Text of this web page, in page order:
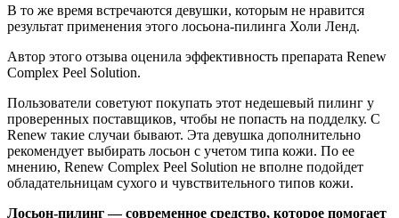
В то же время встречаются девушки, которым не нравится
результат применения этого лосьона-пилинга Холи Ленд.
Автор этого отзыва оценила эффективность препарата Renew
Complex Peel Solution.
Пользователи советуют покупать этот недешевый пилинг у
проверенных поставщиков, чтобы не попасть на подделку. С
Renew такие случаи бывают. Эта девушка дополнительно
рекомендует выбирать лосьон с учетом типа кожи. По ее
мнению, Renew Complex Peel Solution не вполне подойдет
обладательницам сухого и чувствительного типов кожи.
Лосьон-пилинг — современное средство, которое помогает